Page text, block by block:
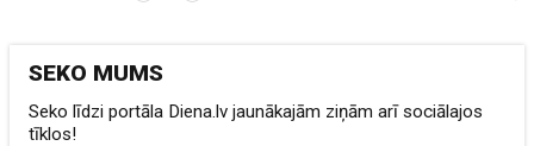
SEKO MUMS
Seko līdzi portāla Diena.lv jaunākajām ziņām arī sociālajos
tīklos!